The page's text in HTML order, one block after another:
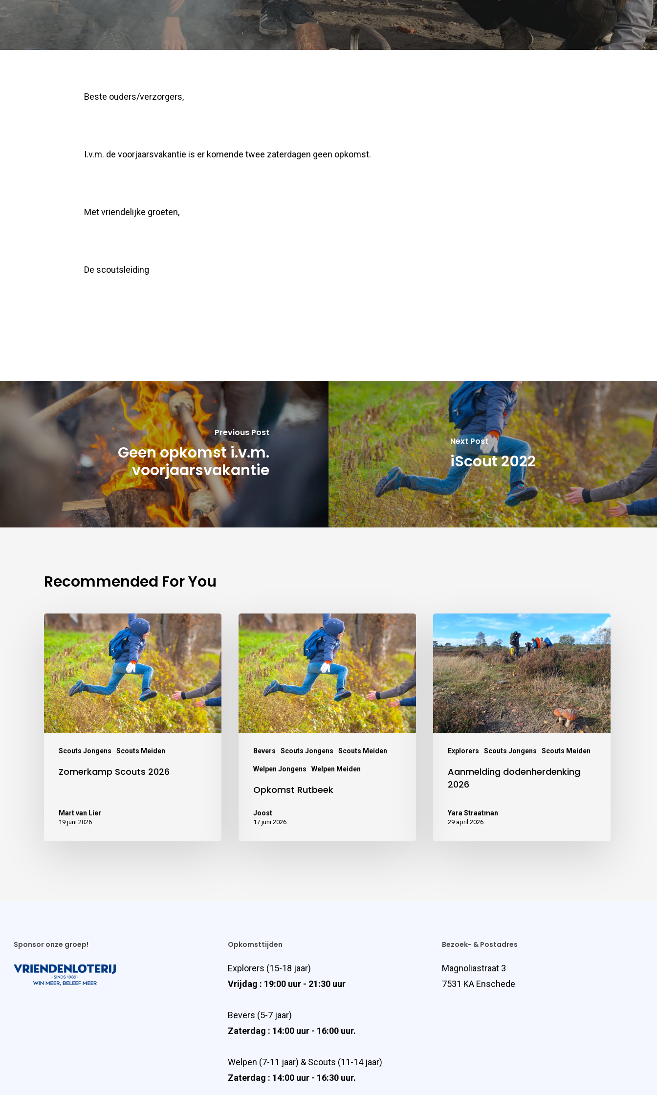
Beste ouders/verzorgers,
I.v.m. de voorjaarsvakantie is er komende twee zaterdagen geen opkomst.
Met vriendelijke groeten,
De scoutsleiding
Previous Post
Geen opkomst i.v.m.
voorjaarsvakantie
Next Post
iScout 2022
Recommended For You
Scouts Jongens Scouts Meiden
Zomerkamp Scouts 2026
Mart van Lier
19 juni 2026
Bevers Scouts Jongens Scouts Meiden
Welpen Jongens Welpen Meiden
Opkomst Rutbeek
Joost
17 juni 2026
Explorers Scouts Jongens Scouts Meiden
Aanmelding dodenherdenking
2026
Yara Straatman
29 april 2026
Sponsor onze groep! Opkomsttijden
Explorers (15-18 jaar)
Vrijdag : 19:00 uur - 21:30 uur
Bevers (5-7 jaar)
Zaterdag : 14:00 uur - 16:00 uur.
Welpen (7-11 jaar) & Scouts (11-14 jaar)
Zaterdag : 14:00 uur - 16:30 uur.
Bezoek- & Postadres
Magnoliastraat 3
7531 KA Enschede